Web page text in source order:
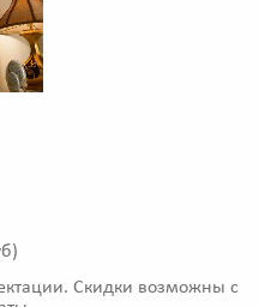
Скидки возможны с